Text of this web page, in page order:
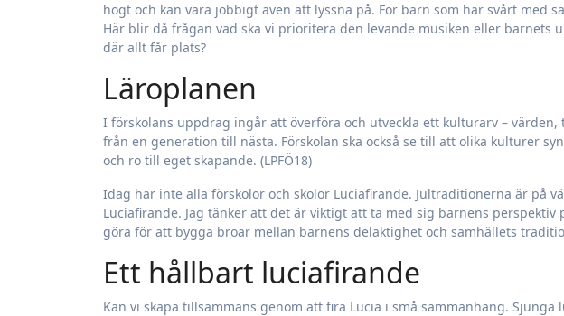
högt och kan vara jobbigt även att lyssna på. För barn som har svårt med
Här blir då frågan vad ska vi prioritera den levande musiken eller barnets
där allt får plats?
Läroplanen
I förskolans uppdrag ingår att överföra och utveckla ett kulturarv –
från en generation till nästa. Förskolan ska också se till att olika kulturer
och ro till eget skapande. (LPFÖ18)
Idag har inte alla förskolor och skolor Luciafirande. Jultraditionerna är på
Luciafirande. Jag tänker att det är viktigt att ta med sig barnens
göra för att bygga broar mellan barnens delaktighet och samhällets
Ett hållbart luciafirande
Kan vi skapa tillsammans genom att fira Lucia i små sammanhang.